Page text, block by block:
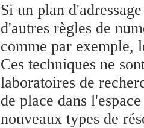
Si un plan
d'autres règles de
comme par exemple,
Ces techniques ne
laboratoires de
de place dans
nouveaux types de